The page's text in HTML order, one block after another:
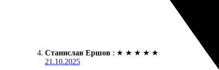
Станислав Ершов : ★ ★ ★ ★ ★
21.10.2025